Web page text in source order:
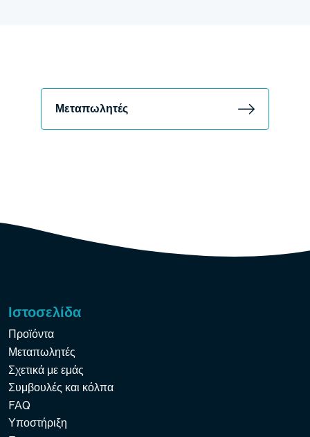
Μεταπωλητές
Ιστοσελίδα
Προϊόντα
Μεταπωλητές
Σχετικά με εμάς
Συμβουλές και κόλπα
FAQ
Υποστήριξη